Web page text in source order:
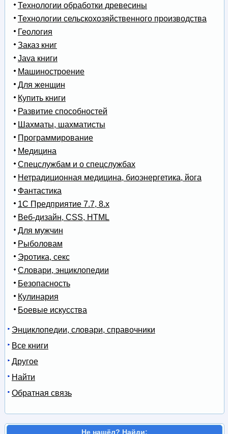
Технологии обработки древесины
Технологии сельскохозяйственного производства
Геология
Заказ книг
Java книги
Машиностроение
Для женщин
Купить книги
Развитие способностей
Шахматы, шахматисты
Программирование
Медицина
Спецслужбам и о спецслужбах
Нетрадиционная медицина, биоэнергетика, йога
Фантастика
1С Предприятие 7.7, 8.x
Веб-дизайн, CSS, HTML
Для мужчин
Рыболовам
Эротика, секс
Словари, энциклопедии
Безопасность
Кулинария
Боевые искусства
Энциклопедии, словари, справочники
Все книги
Другое
Найти
Обратная связь
Не нашёл? Найди: